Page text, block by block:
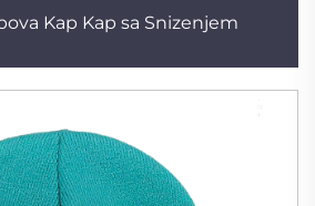
Kap Kap sa Snizenjem